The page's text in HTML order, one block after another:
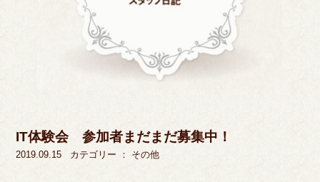
IT体験会 参加者まだまだ募集中！
2019.09.15 カテゴリー ： その他